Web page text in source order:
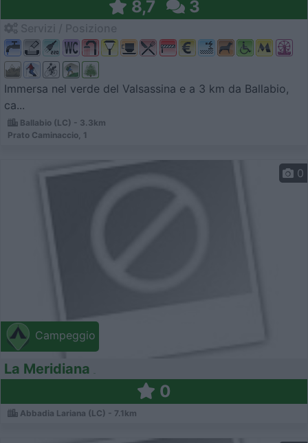
8,7 3
Immersa nel verde del Valsassina e a 3 km da Ballabio,
ca...
Ballabio (LC) - 3.3km
Prato Caminaccio, 1
Campeggio
0
La Meridiana
0
Abbadia Lariana (LC) - 7.1km